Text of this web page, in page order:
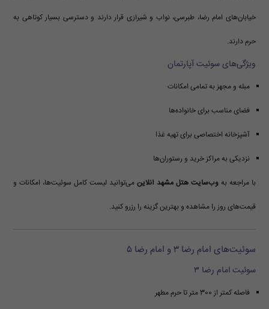
خیابان‌های امام رضا، طبرسی، نواب و شیرازی قرار دارند و دسترسی بسیار کوتاهی به
حرم دارند.
ویژگی‌های سوئیت آپارتمان
مبله و مجهز به تمامی امکانات
فضای مناسب برای خانواده‌ها
آشپزخانه اختصاصی برای تهیه غذا
نزدیکی به مراکز خرید و رستوران‌ها
با مراجعه به وب‌سایت هتل مشهد آنلاین می‌توانید لیست کامل سوئیت‌ها، امکانات و
قیمت‌های روز را مشاهده و بهترین گزینه را رزرو کنید.
سوئیت‌های امام رضا ۳ و امام رضا ۵
سوئیت امام رضا ۳
فاصله کمتر از 300 متر تا حرم مطهر